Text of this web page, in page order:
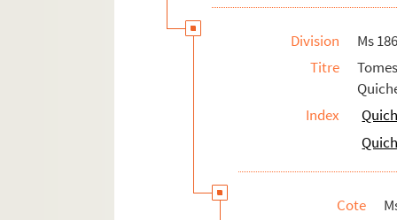
139. 139
Division
Ms
Titre
Index
Cote